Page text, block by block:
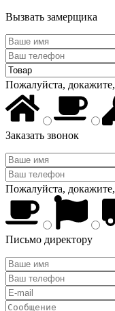
Вызвать замерщика
Пожалуйста,
Заказать звонок
Пожалуйста,
Письмо директору